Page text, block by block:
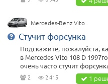
Mercedes-Benz Vito
Стучит форсунка
Подскажите, пожалуйста,
в Mercedes Vito 108 D
очень часто стучит
2 2 415 1